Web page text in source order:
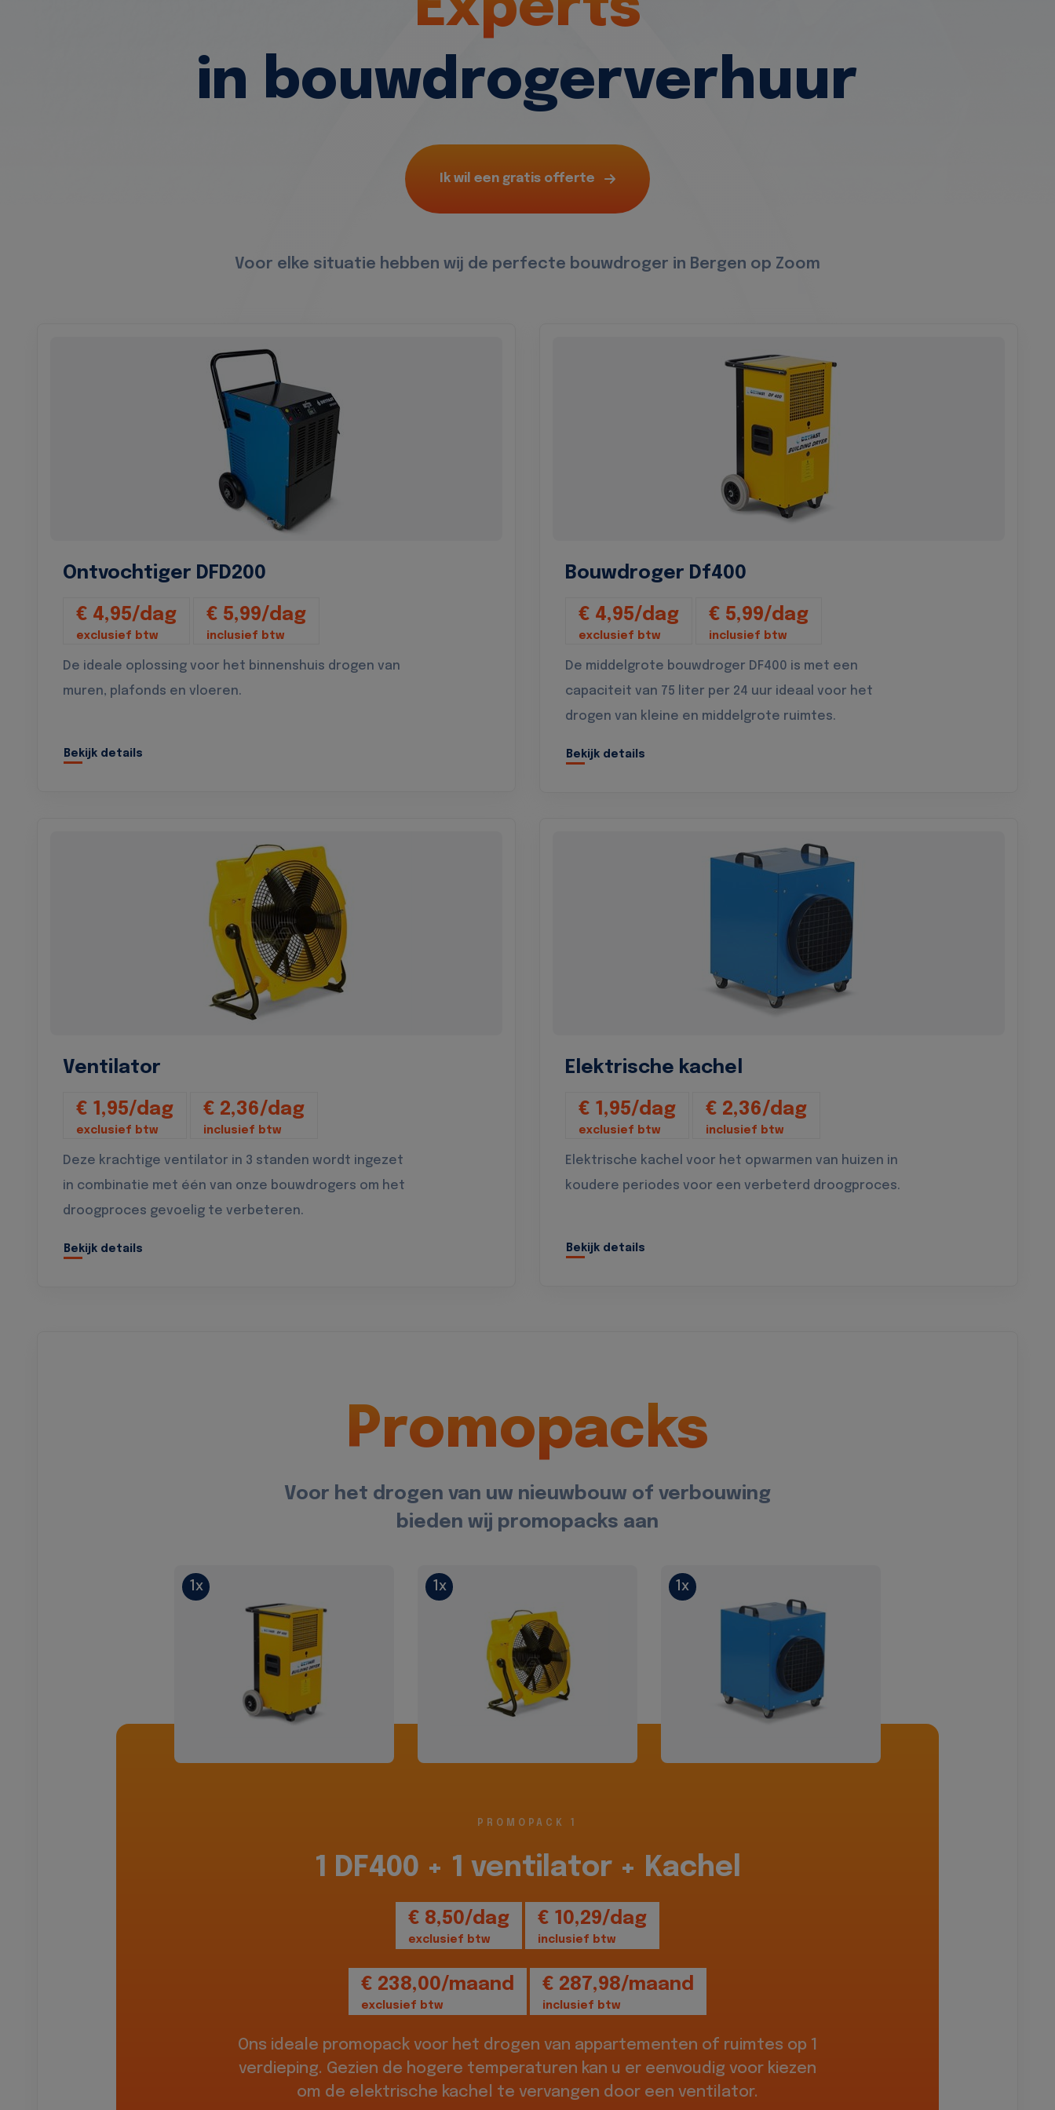
in bouwdrogerverhuur
Ik wil een gratis offerte
Voor elke situatie hebben wij de perfecte bouwdroger in Bergen op Zoom
Ontvochtiger DFD200
€ 4,95/dag
exclusief btw
€ 5,99/dag
inclusief btw
De ideale oplossing voor het binnenshuis drogen van
muren, plafonds en vloeren.
Bekijk details
Bouwdroger Df400
€ 4,95/dag
exclusief btw
€ 5,99/dag
inclusief btw
De middelgrote bouwdroger DF400 is met een
capaciteit van 75 liter per 24 uur ideaal voor het
drogen van kleine en middelgrote ruimtes.
Bekijk details
Ventilator
€ 1,95/dag
exclusief btw
€ 2,36/dag
inclusief btw
Deze krachtige ventilator in 3 standen wordt ingezet
in combinatie met één van onze bouwdrogers om het
droogproces gevoelig te verbeteren.
Bekijk details
Elektrische kachel
€ 1,95/dag
exclusief btw
€ 2,36/dag
inclusief btw
Elektrische kachel voor het opwarmen van huizen in
koudere periodes voor een verbeterd droogproces.
Bekijk details
Promopacks
Voor het drogen van uw nieuwbouw of verbouwing
bieden wij promopacks aan
1x 1x 1x
PROMOPACK 1
1 DF400 + 1 ventilator + Kachel
€ 8,50/dag
exclusief btw
€ 10,29/dag
inclusief btw
€ 238,00/maand
exclusief btw
€ 287,98/maand
inclusief btw
Ons ideale promopack voor het drogen van appartementen of ruimtes op 1
verdieping. Gezien de hogere temperaturen kan u er eenvoudig voor kiezen
om de elektrische kachel te vervangen door een ventilator.